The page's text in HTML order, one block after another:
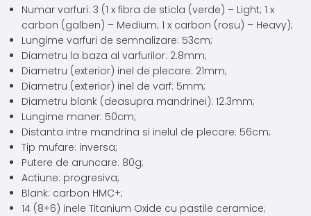
Numar varfuri: 3 (1 x fibra de sticla (verde) – Light; 1 x
carbon (galben) – Medium; 1 x carbon (rosu) – Heavy);
Lungime varfuri de semnalizare: 53cm;
Diametru la baza al varfurilor: 2.8mm;
Diametru (exterior) inel de plecare: 21mm;
Diametru (exterior) inel de varf: 5mm;
Diametru blank (deasupra mandrinei): 12.3mm;
Lungime maner: 50cm;
Distanta intre mandrina si inelul de plecare: 56cm;
Tip mufare: inversa;
Putere de aruncare: 80g;
Actiune: progresiva;
Blank: carbon HMC+;
14 (8+6) inele Titanium Oxide cu pastile ceramice;